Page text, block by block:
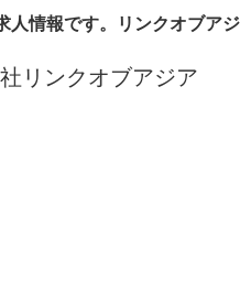
人情報です。リンクオブア
リンクオブアジア